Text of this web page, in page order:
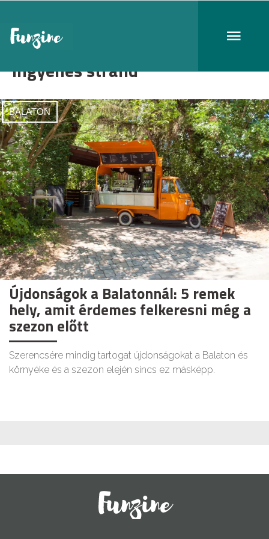
ingyenes strand
BALATON
Újdonságok a Balatonnál: 5 remek
hely, amit érdemes felkeresni még a
szezon előtt
Szerencsére mindig tartogat újdonságokat a Balaton és
környéke és a szezon elején sincs ez másképp.